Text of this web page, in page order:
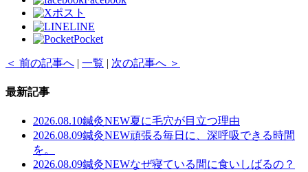
ポスト
LINE
Pocket
＜ 前の記事へ | 一覧 | 次の記事へ ＞
最新記事
2026.08.10鍼灸NEW夏に毛穴が目立つ理由
2026.08.09鍼灸NEW頑張る毎日に、深呼吸できる時間
を。
2026.08.09鍼灸NEWなぜ寝ている間に食いしばるの？